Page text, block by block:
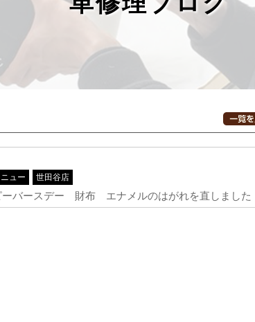
ュー 世田谷店
バースデー 財布 エナメルのはがれを直しました